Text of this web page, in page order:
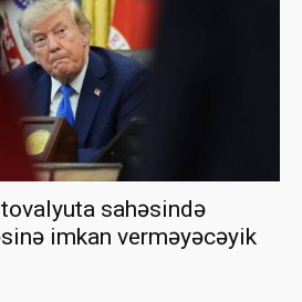
sahəsində
imkan verməyəcəyik